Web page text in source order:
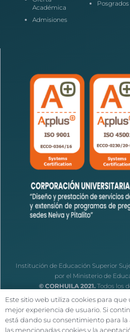
Académica
Admisiones
Posgrados
Institución de Educación Superior
por el Ministerio de
© CORHUILA 2021. Todos los
Este sitio web utiliza cookies para que
mejor experiencia de usuario. Si
está dando su consentimiento para la
las mencionadas cookies y la